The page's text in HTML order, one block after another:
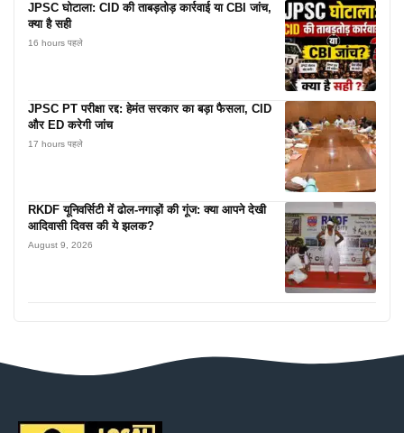
JPSC घोटाला: CID की ताबड़तोड़ कार्रवाई या CBI जांच,
क्या है सही
16 hours पहले
JPSC PT परीक्षा रद्द: हेमंत सरकार का बड़ा फैसला, CID
और ED करेगी जांच
17 hours पहले
RKDF यूनिवर्सिटी में ढोल-नगाड़ों की गूंज: क्या आपने देखी
आदिवासी दिवस की ये झलक?
August 9, 2026